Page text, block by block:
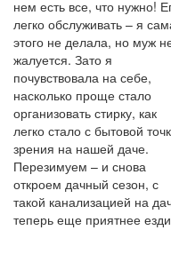
нем есть все, что нужно!
легко обслуживать – я
этого не делала, но муж
жалуется. Зато я
почувствовала на себе,
насколько проще стало
организовать стирку, как
легко стало с бытовой
зрения на нашей даче.
Перезимуем – и снова
откроем дачный сезон, с
такой канализацией на
теперь еще приятнее